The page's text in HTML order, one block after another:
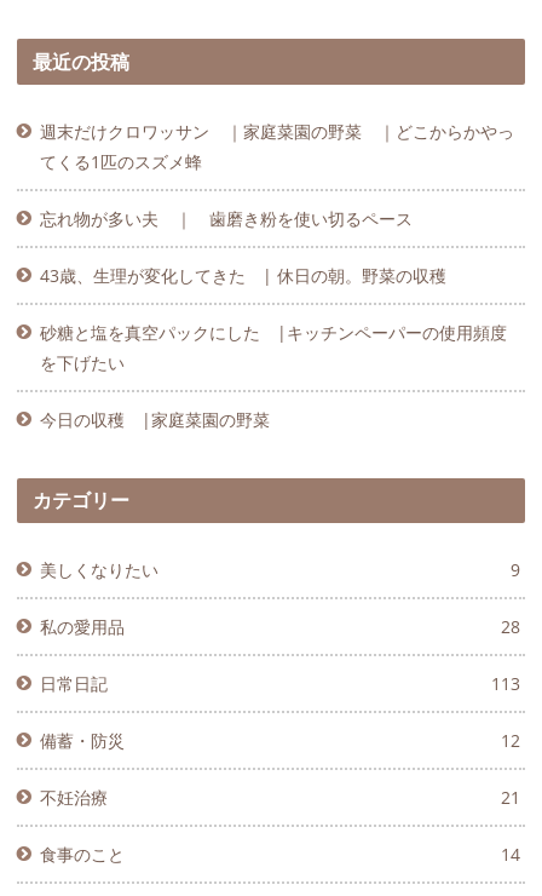
最近の投稿
週末だけクロワッサン ｜家庭菜園の野菜 ｜どこからかやっ
てくる1匹のスズメ蜂
忘れ物が多い夫 ｜ 歯磨き粉を使い切るペース
43歳、生理が変化してきた | 休日の朝。野菜の収穫
砂糖と塩を真空パックにした |キッチンペーパーの使用頻度
を下げたい
今日の収穫 |家庭菜園の野菜
カテゴリー
美しくなりたい 9
私の愛用品 28
日常日記 113
備蓄・防災 12
不妊治療 21
食事のこと 14